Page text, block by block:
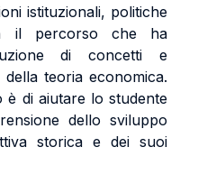
istituzionali, politiche
il percorso che ha
di concetti e
teoria economica.
è di aiutare lo studente
dello sviluppo
storica e dei suoi